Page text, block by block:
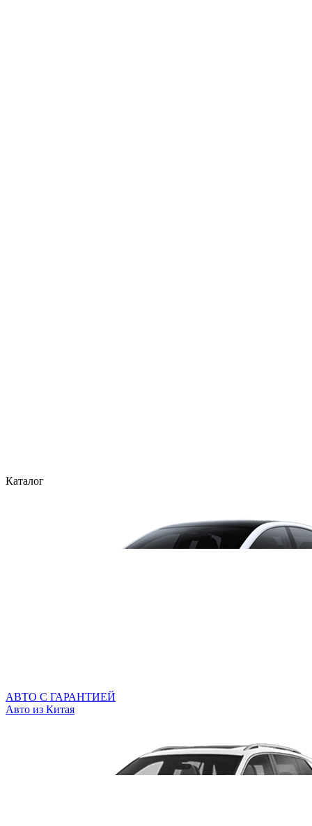
Каталог
АВТО С ГАРАНТИЕЙ
Авто из Китая